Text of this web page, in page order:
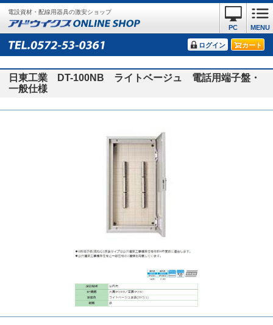
電設資材・配線用器具の激安ショップ
MENU
PC
ログイン カート
日東工業 DT-100NB ライトベージュ 電話用端子盤・
一般仕様